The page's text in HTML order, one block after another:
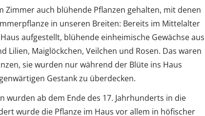
Zimmer auch blühende Pflanzen gehalten, mit denen
in unseren Breiten: Bereits im Mittelalter
aufgestellt, blühende einheimische Gewächse aus
Lilien, Maiglöckchen, Veilchen und Rosen. Das waren
sie wurden nur während der Blüte ins Haus
Gestank zu überdecken.
wurden ab dem Ende des 17. Jahrhunderts in die
wurde die Pflanze im Haus vor allem in höfischer